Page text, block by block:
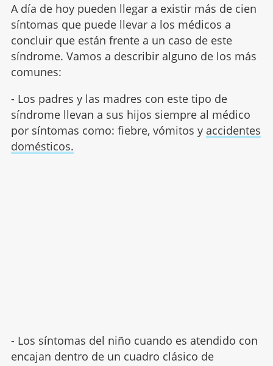
A día de hoy pueden llegar a existir más de cien
síntomas que puede llevar a los médicos a
concluir que están frente a un caso de este
síndrome. Vamos a describir alguno de los más
comunes:
- Los padres y las madres con este tipo de
síndrome llevan a sus hijos siempre al médico
por síntomas como: fiebre, vómitos y accidentes
domésticos.
- Los síntomas del niño cuando es atendido con
encajan dentro de un cuadro clásico de